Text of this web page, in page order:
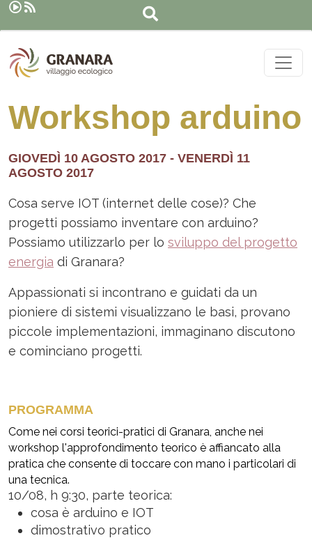
Salta al contenuto principale
Workshop arduino
GIOVEDÌ 10 AGOSTO 2017 - VENERDÌ 11
AGOSTO 2017
Cosa serve IOT (internet delle cose)? Che
progetti possiamo inventare con arduino?
Possiamo utilizzarlo per lo sviluppo del progetto
energia di Granara?
Appassionati si incontrano e guidati da un
pioniere di sistemi visualizzano le basi, provano
piccole implementazioni, immaginano discutono
e cominciano progetti.
PROGRAMMA
Come nei corsi teorici-pratici di Granara, anche nei
workshop l'approfondimento teorico è affiancato alla
pratica che consente di toccare con mano i particolari di
una tecnica.
10/08, h 9:30, parte teorica:
cosa è arduino e IOT
dimostrativo pratico